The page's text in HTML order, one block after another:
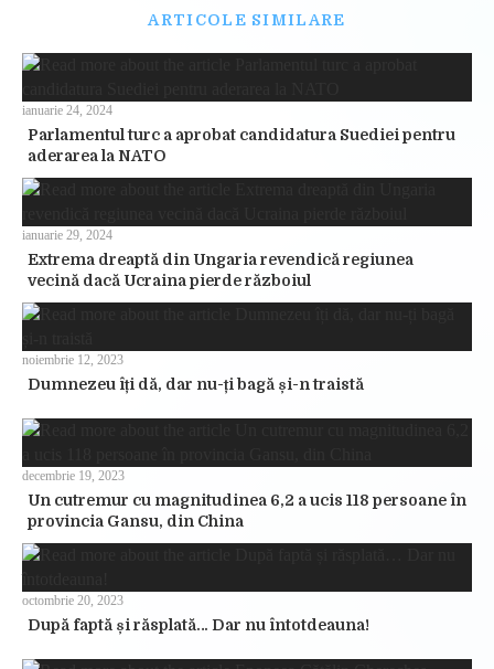
ARTICOLE SIMILARE
Parlamentul turc a aprobat candidatura Suediei pentru
aderarea la NATO
ianuarie 24, 2024
Extrema dreaptă din Ungaria revendică regiunea
vecină dacă Ucraina pierde războiul
ianuarie 29, 2024
Dumnezeu îți dă, dar nu-ți bagă și-n traistă
noiembrie 12, 2023
Un cutremur cu magnitudinea 6,2 a ucis 118 persoane în
provincia Gansu, din China
decembrie 19, 2023
După faptă și răsplată… Dar nu întotdeauna!
octombrie 20, 2023